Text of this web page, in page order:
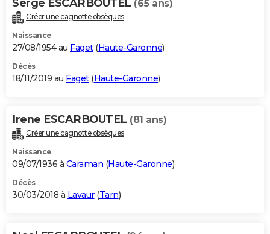
Serge ESCARBOUTEL (65 ans)
Créer une cagnotte obsèques
Naissance
27/08/1954 au Faget(Haute-Garonne)
Décès
18/11/2019 au Faget(Haute-Garonne)
Irene ESCARBOUTEL (81 ans)
Créer une cagnotte obsèques
Naissance
09/07/1936 à Caraman (Haute-Garonne)
Décès
30/03/2018 à Lavaur(Tarn)